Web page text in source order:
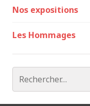
Nos expositions
Les Hommages